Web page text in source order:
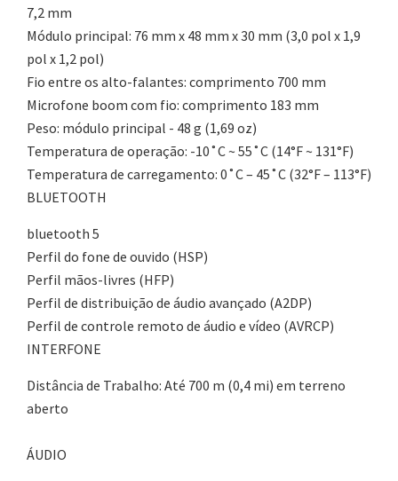
7,2 mm
Módulo principal: 76 mm x 48 mm x 30 mm (3,0 pol x 1,9
pol x 1,2 pol)
Fio entre os alto-falantes: comprimento 700 mm
Microfone boom com fio: comprimento 183 mm
Peso: módulo principal - 48 g (1,69 oz)
Temperatura de operação: -10˚C ~ 55˚C (14°F ~ 131°F)
Temperatura de carregamento: 0˚C – 45˚C (32°F – 113°F)
BLUETOOTH
bluetooth 5
Perfil do fone de ouvido (HSP)
Perfil mãos-livres (HFP)
Perfil de distribuição de áudio avançado (A2DP)
Perfil de controle remoto de áudio e vídeo (AVRCP)
INTERFONE
Distância de Trabalho: Até 700 m (0,4 mi) em terreno
aberto
ÁUDIO